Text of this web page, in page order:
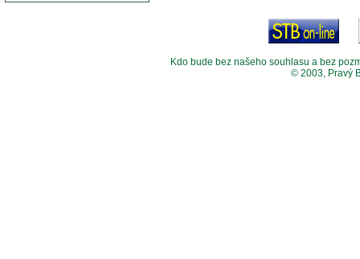
Kdo bude bez našeho souhlasu a bez
© 2003, Pravý